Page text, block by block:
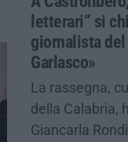
letterari” si
giornalista del
Garlasco»
La rassegna,
della Calabria,
Giancarla